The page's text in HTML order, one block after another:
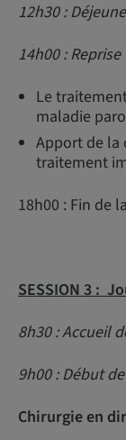
12h30 :
14h00 :
Le
maladie
Apport de la
traitement
18h00 : Fin de
SESSION 3 :
8h30 : Accueil
9h00 : Début
Chirurgie en